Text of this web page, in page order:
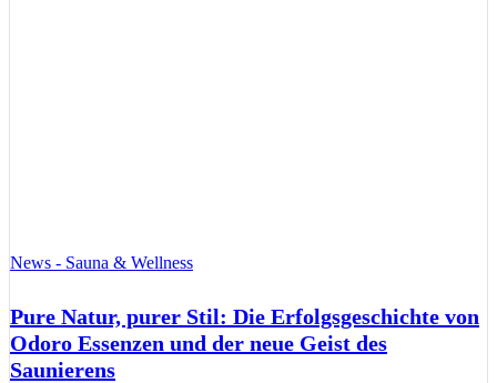
News - Sauna & Wellness
Pure Natur, purer Stil: Die Erfolgsgeschichte von
Odoro Essenzen und der neue Geist des
Saunierens